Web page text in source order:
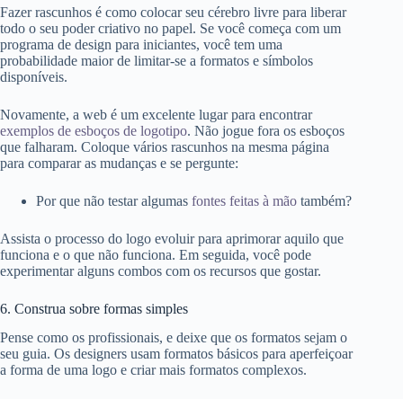
Fazer rascunhos é como colocar seu cérebro livre para liberar
todo o seu poder criativo no papel. Se você começa com um
programa de design para iniciantes, você tem uma
probabilidade maior de limitar-se a formatos e símbolos
disponíveis.
Novamente, a web é um excelente lugar para encontrar
exemplos de esboços de logotipo. Não jogue fora os esboços
que falharam. Coloque vários rascunhos na mesma página
para comparar as mudanças e se pergunte:
Por que não testar algumas fontes feitas à mão também?
Assista o processo do logo evoluir para aprimorar aquilo que
funciona e o que não funciona. Em seguida, você pode
experimentar alguns combos com os recursos que gostar.
6. Construa sobre formas simples
Pense como os profissionais, e deixe que os formatos sejam o
seu guia. Os designers usam formatos básicos para aperfeiçoar
a forma de uma logo e criar mais formatos complexos.